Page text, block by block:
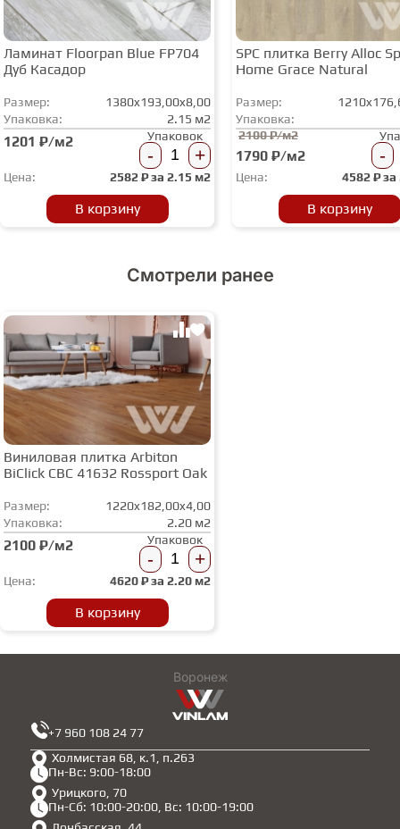
Ламинат Floorpan Blue FP704
Дуб Касадор
Размер:
1380x193,00x8,00
Упаковка:
2.15 м2
1201 ₽/м2 Упаковок
- +
Цена: 2582₽ за 2.15 м2
В корзину
SPC плитка Berry Alloc
Home Grace Natural
Размер:
Упаковка:
2100 ₽/м2
1790 ₽/м2 -
Цена: 4582₽ за
В корзину
Смотрели ранее
Виниловая плитка Arbiton
BiClick CBC 41632 Rossport Oak
Размер:
1220x182,00x4,00
Упаковка:
2.20 м2
2100 ₽/м2 Упаковок
- +
Цена: 4620₽ за 2.20 м2
В корзину
Воронеж
Холмистая 68, к.1, п.263
Пн-Вс: 9:00-18:00
Урицкого, 70
Пн-Сб: 10:00-20:00, Вс: 10:00-19:00
+7 960 108 24 77